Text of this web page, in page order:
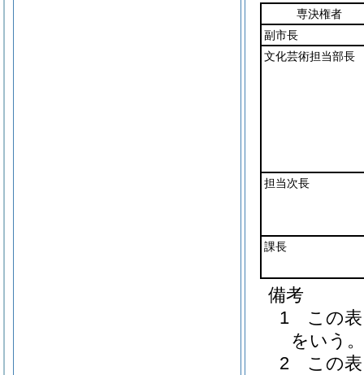
専決権者
副市長
文化芸術担当部長
担当次長
課長
備考
1 この表
をいう。
2 この表